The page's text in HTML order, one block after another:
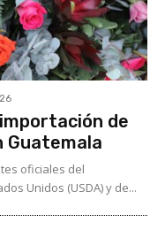
de
Guatemala
oficiales del
Unidos (USDA) y de...